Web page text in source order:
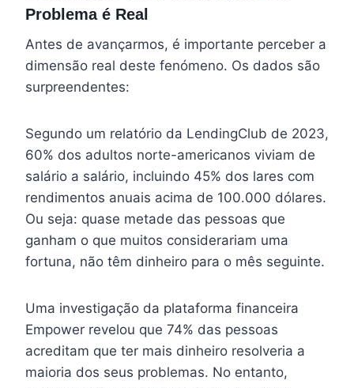
Problema é Real
Antes de avançarmos, é importante perceber a
dimensão real deste fenómeno. Os dados são
surpreendentes:
Segundo um relatório da LendingClub de 2023,
60% dos adultos norte-americanos viviam de
salário a salário, incluindo 45% dos lares com
rendimentos anuais acima de 100.000 dólares.
Ou seja: quase metade das pessoas que
ganham o que muitos considerariam uma
fortuna, não têm dinheiro para o mês seguinte.
Uma investigação da plataforma financeira
Empower revelou que 74% das pessoas
acreditam que ter mais dinheiro resolveria a
maioria dos seus problemas. No entanto,